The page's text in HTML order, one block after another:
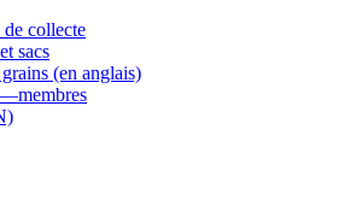
collecte
sacs
(en anglais)